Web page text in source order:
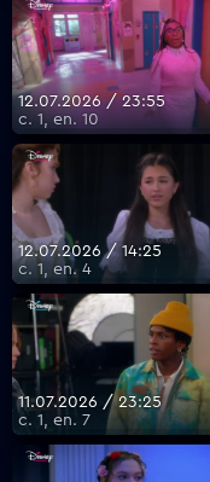
12.07.2026 / 23:55
с. 1, еп. 10
12.07.2026 / 14:25
с. 1, еп. 4
11.07.2026 / 23:25
с. 1, еп. 7